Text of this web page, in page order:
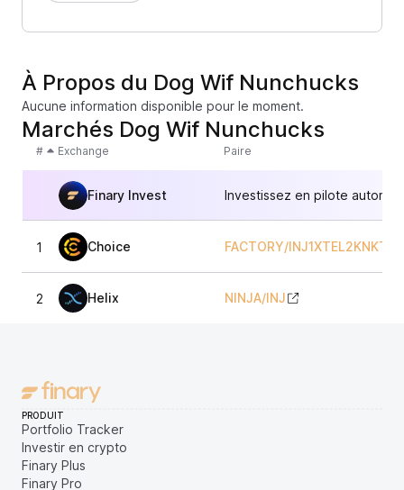
À Propos du Dog Wif Nunchucks
Aucune information disponible pour le moment.
Marchés Dog Wif Nunchucks
# Exchange Paire
Finary Invest Investissez en pilote
1 Choice FACTORY/
2 Helix NINJA/INJ
PRODUIT
Portfolio Tracker
Investir en crypto
Finary Plus
Finary Pro